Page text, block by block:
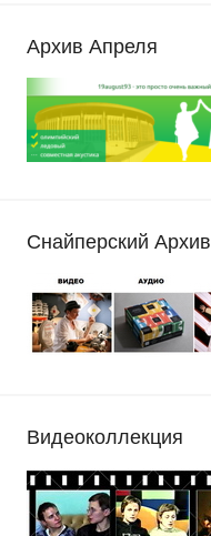
Архив Апреля
Снайперский Архив
Видеоколлекция